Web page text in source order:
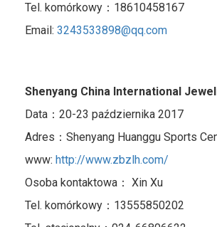
Tel. komórkowy：18610458167
Email: 3243533898@qq.com
Shenyang China International
Data：20-23 października 2017
Adres：Shenyang Huanggu Sports
www: http://www.zbzlh.com/
Osoba kontaktowa： Xin
Tel. komórkowy：13555850202